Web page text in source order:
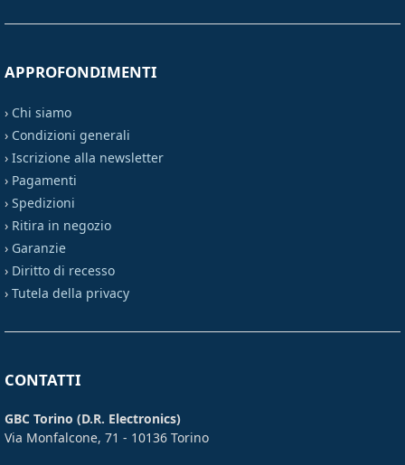
APPROFONDIMENTI
› Chi siamo
› Condizioni generali
› Iscrizione alla newsletter
› Pagamenti
› Spedizioni
› Ritira in negozio
› Garanzie
› Diritto di recesso
› Tutela della privacy
CONTATTI
GBC Torino (D.R. Electronics)
Via Monfalcone, 71 - 10136 Torino